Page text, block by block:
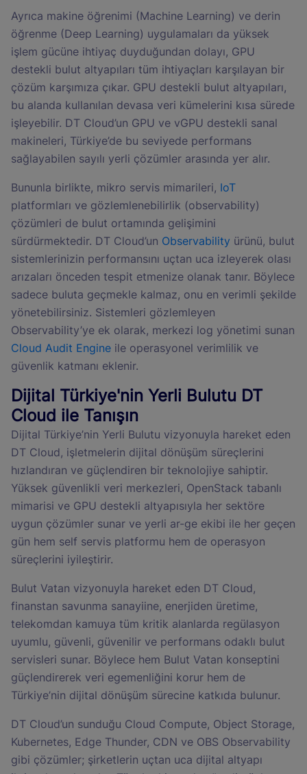
Ayrıca makine öğrenimi (Machine Learning) ve derin
öğrenme (Deep Learning) uygulamaları da yüksek
işlem gücüne ihtiyaç duyduğundan dolayı, GPU
destekli bulut altyapıları tüm ihtiyaçları karşılayan bir
çözüm karşımıza çıkar. GPU destekli bulut altyapıları,
bu alanda kullanılan devasa veri kümelerini kısa sürede
işleyebilir. DT Cloud’un GPU ve vGPU destekli sanal
makineleri, Türkiye’de bu seviyede performans
sağlayabilen sayılı yerli çözümler arasında yer alır.
Bununla birlikte, mikro servis mimarileri, IoT
platformları ve gözlemlenebilirlik (observability)
çözümleri de bulut ortamında gelişimini
sürdürmektedir. DT Cloud’un Observability ürünü, bulut
sistemlerinizin performansını uçtan uca izleyerek olası
arızaları önceden tespit etmenize olanak tanır. Böylece
sadece buluta geçmekle kalmaz, onu en verimli şekilde
yönetebilirsiniz. Sistemleri gözlemleyen
Observability’ye ek olarak, merkezi log yönetimi sunan
Cloud Audit Engine ile operasyonel verimlilik ve
güvenlik katmanı eklenir.
Dijital Türkiye'nin Yerli Bulutu DT
Cloud ile Tanışın
Dijital Türkiye’nin Yerli Bulutu vizyonuyla hareket eden
DT Cloud, işletmelerin dijital dönüşüm süreçlerini
hızlandıran ve güçlendiren bir teknolojiye sahiptir.
Yüksek güvenlikli veri merkezleri, OpenStack tabanlı
mimarisi ve GPU destekli altyapısıyla her sektöre
uygun çözümler sunar ve yerli ar-ge ekibi ile her geçen
gün hem self servis platformu hem de operasyon
süreçlerini iyileştirir.
Bulut Vatan vizyonuyla hareket eden DT Cloud,
finanstan savunma sanayiine, enerjiden üretime,
telekomdan kamuya tüm kritik alanlarda regülasyon
uyumlu, güvenli, güvenilir ve performans odaklı bulut
servisleri sunar. Böylece hem Bulut Vatan konseptini
güçlendirerek veri egemenliğini korur hem de
Türkiye’nin dijital dönüşüm sürecine katkıda bulunur.
DT Cloud’un sunduğu Cloud Compute, Object Storage,
Kubernetes, Edge Thunder, CDN ve OBS Observability
gibi çözümler; şirketlerin uçtan uca dijital altyapı